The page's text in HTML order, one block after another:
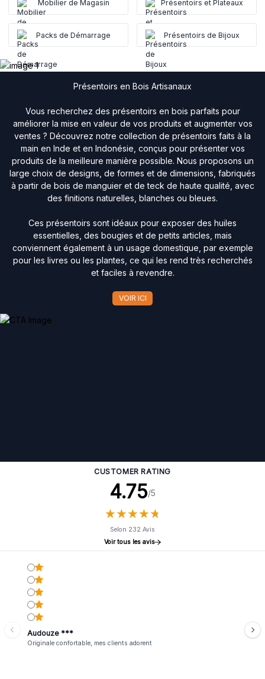
Mobilier de Magasin Présentoirs et Plateaux
Packs de Démarrage Présentoirs de Bijoux
Présentoirs en Bois Artisanaux
Vous recherchez des présentoirs en bois parfaits pour
améliorer la mise en valeur de vos produits et augmenter vos
ventes ? Découvrez notre collection de présentoirs faits à la
main en Inde et en Indonésie, conçus pour présenter vos
produits de la meilleure manière possible. Nous proposons un
large choix de designs, de formes et de dimensions, fabriqués
à partir de bois de manguier et de teck de haute qualité, avec
des finitions naturelles, blanches ou bleues.
Ces présentoirs sont idéaux pour exposer des huiles
essentielles, des bougies et de petits articles, mais
conviennent également à un usage domestique, par exemple
pour les livres ou les plantes, ce qui les rend très recherchés
et faciles à revendre.
VOIR ICI
CUSTOMER RATING
4.75/5
★★★★★
★★★★★
Selon 232 Avis
Voir tous les avis
Audouze ***
Originale confortable, mes clients adorent